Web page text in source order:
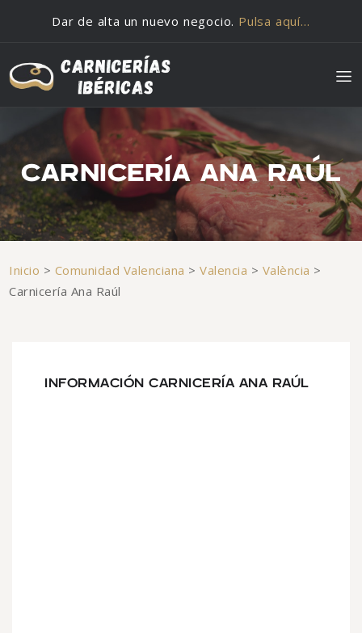
Dar de alta un nuevo negocio. Pulsa aquí…
CARNICERÍA ANA RAÚL
Inicio > Comunidad Valenciana >Valencia > València >
Carnicería Ana Raúl
INFORMACIÓN CARNICERÍA ANA RAÚL